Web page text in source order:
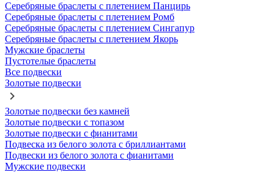
Серебряные браслеты с плетением Панцирь
Серебряные браслеты с плетением Ромб
Серебряные браслеты с плетением Сингапур
Серебряные браслеты с плетением Якорь
Мужские браслеты
Пустотелые браслеты
Все подвески
Золотые подвески
Золотые подвески без камней
Золотые подвески с топазом
Золотые подвески с фианитами
Подвеска из белого золота с бриллиантами
Подвески из белого золота с фианитами
Мужские подвески